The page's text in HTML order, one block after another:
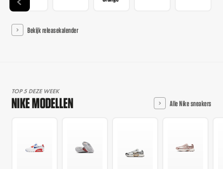
Bekijk releasekalender
TOP 5 DEZE WEEK
NIKE MODELLEN Alle Nike sneakers